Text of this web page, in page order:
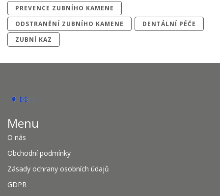
PREVENCE ZUBNÍHO KAMENE
ODSTRANĚNÍ ZUBNÍHO KAMENE
DENTÁLNÍ PÉČE
ZUBNÍ KAZ
Menu
O nás
Obchodní podmínky
Zásady ochrany osobních údajů
GDPR